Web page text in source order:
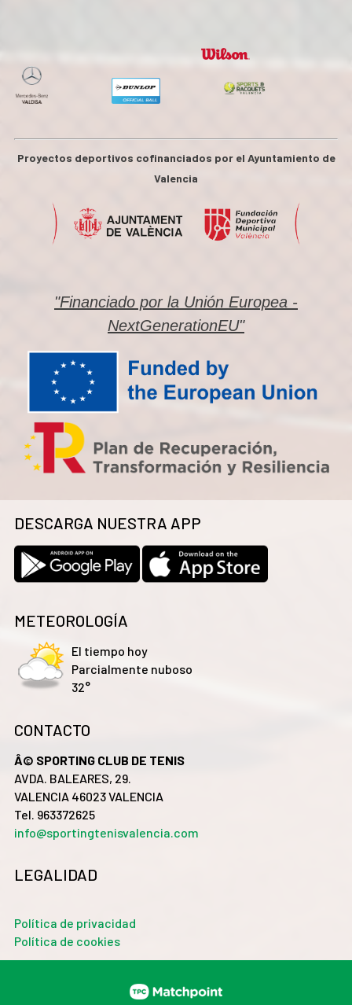
Proyectos deportivos cofinanciados por el Ayuntamiento de
Valencia
"Financiado por la Unión Europea -
NextGenerationEU"
DESCARGA NUESTRA APP
METEOROLOGÍA
El tiempo hoy
Parcialmente nuboso
32°
CONTACTO
Â© SPORTING CLUB DE TENIS
AVDA. BALEARES, 29.
VALENCIA 46023 VALENCIA
Tel. 963372625
info@sportingtenisvalencia.com
LEGALIDAD
Política de privacidad
Política de cookies